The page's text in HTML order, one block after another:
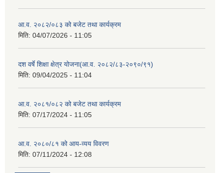
आ.व. २०८२/०८३ को बजेट तथा कार्यक्रम
मिति: 04/07/2026 - 11:05
दश वर्षे शिक्षा क्षेत्र योजना(आ.व. २०८२/८३-२०९०/९१)
मिति: 09/04/2025 - 11:04
आ.व. २०८१/०८२ को बजेट तथा कार्यक्रम
मिति: 07/17/2024 - 11:05
आ.व. २०८०/८१ को आय-व्यय विवरण
मिति: 07/11/2024 - 12:08